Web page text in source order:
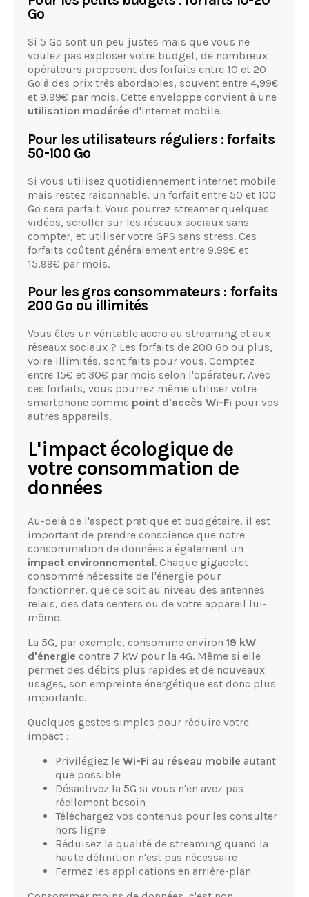
Go
Si 5 Go sont un peu justes mais que vous ne
voulez pas exploser votre budget, de nombreux
opérateurs proposent des forfaits entre 10 et 20
Go à des prix très abordables, souvent entre 4,99€
et 9,99€ par mois. Cette enveloppe convient à une
utilisation modérée d'internet mobile.
Pour les utilisateurs réguliers : forfaits
50-100 Go
Si vous utilisez quotidiennement internet mobile
mais restez raisonnable, un forfait entre 50 et 100
Go sera parfait. Vous pourrez streamer quelques
vidéos, scroller sur les réseaux sociaux sans
compter, et utiliser votre GPS sans stress. Ces
forfaits coûtent généralement entre 9,99€ et
15,99€ par mois.
Pour les gros consommateurs : forfaits
200 Go ou illimités
Vous êtes un véritable accro au streaming et aux
réseaux sociaux ? Les forfaits de 200 Go ou plus,
voire illimités, sont faits pour vous. Comptez
entre 15€ et 30€ par mois selon l'opérateur. Avec
ces forfaits, vous pourrez même utiliser votre
smartphone comme point d'accès Wi-Fi pour vos
autres appareils.
L'impact écologique de
votre consommation de
données
Au-delà de l'aspect pratique et budgétaire, il est
important de prendre conscience que notre
consommation de données a également un
impact environnemental. Chaque gigaoctet
consommé nécessite de l'énergie pour
fonctionner, que ce soit au niveau des antennes
relais, des data centers ou de votre appareil lui-
même.
La 5G, par exemple, consomme environ 19 kW
d'énergie contre 7 kW pour la 4G. Même si elle
permet des débits plus rapides et de nouveaux
usages, son empreinte énergétique est donc plus
importante.
Quelques gestes simples pour réduire votre
impact :
Privilégiez le Wi-Fi au réseau mobile autant
que possible
Désactivez la 5G si vous n'en avez pas
réellement besoin
Téléchargez vos contenus pour les consulter
hors ligne
Réduisez la qualité de streaming quand la
haute définition n'est pas nécessaire
Fermez les applications en arrière-plan